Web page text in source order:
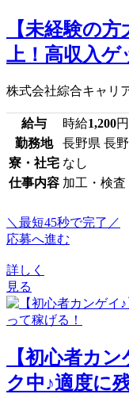
【未経験の
上！高収入
株式会社綜合キャリ
給与 時給1,200
勤務地
長野県 長
寮・社宅 なし
仕事内容 加工・検査
＼最短45秒で完了／
応募へ進む
詳しく
見る
【初心者カ
ク中♪適度に